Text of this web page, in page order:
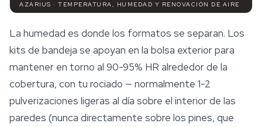
AZARIUS · TEMPERATURA, HUMEDAD Y RENOVACIÓN DE AIRE
La humedad es donde los formatos se separan. Los
kits de bandeja se apoyan en la bolsa exterior para
mantener en torno al 90-95% HR alrededor de la
cobertura, con tu rociado — normalmente 1-2
pulverizaciones ligeras al día sobre el interior de las
paredes (nunca directamente sobre los pines, que